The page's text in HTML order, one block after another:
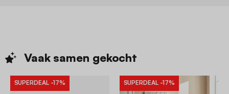
Vaak samen gekocht
SUPERDEAL -17% SUPERDEAL -17%